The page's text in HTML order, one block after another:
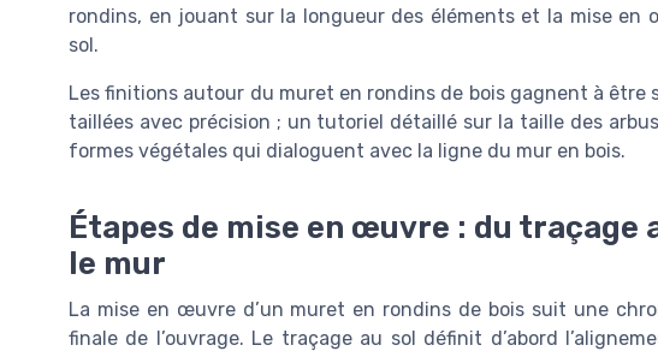
rondins, en jouant sur la longueur des éléments et la mise
sol.
Les finitions autour du muret en rondins de bois gagnent à
taillées avec précision ; un tutoriel détaillé sur la taille des
formes végétales qui dialoguent avec la ligne du mur en bois.
Étapes de mise en œuvre : du traçage
le mur
La mise en œuvre d’un muret en rondins de bois suit une
finale de l’ouvrage. Le traçage au sol définit d’abord